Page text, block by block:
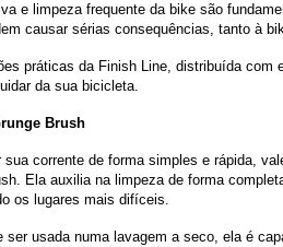
e limpeza frequente da bike são
causar sérias consequências, tanto à
práticas da Finish Line, distribuída com
da sua bicicleta.
Brush
corrente de forma simples e rápida,
Ela auxilia na limpeza de forma
os lugares mais difíceis.
ser usada numa lavagem a seco, ela é